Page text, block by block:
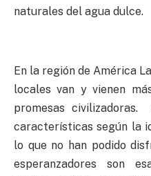
naturales del agua dulce.
En la región de América
locales van y vienen
promesas
características según la
lo que no han podido
esperanzadores son